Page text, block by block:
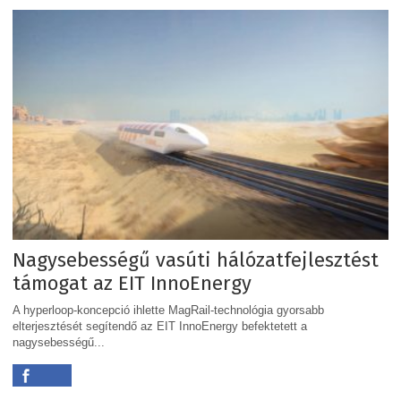
Nagysebességű vasúti hálózatfejlesztést
támogat az EIT InnoEnergy
A hyperloop-koncepció ihlette MagRail-technológia gyorsabb
elterjesztését segítendő az EIT InnoEnergy befektetett a
nagysebességű...